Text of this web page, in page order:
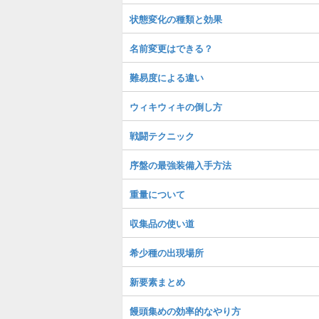
状態変化の種類と効果
名前変更はできる？
難易度による違い
ウィキウィキの倒し方
戦闘テクニック
序盤の最強装備入手方法
重量について
収集品の使い道
希少種の出現場所
新要素まとめ
饅頭集めの効率的なやり方